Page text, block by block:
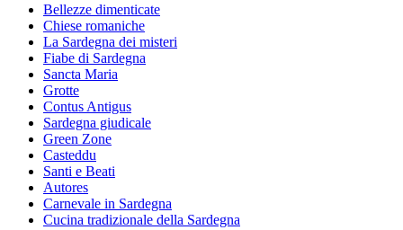
Bellezze dimenticate
Chiese romaniche
La Sardegna dei misteri
Fiabe di Sardegna
Sancta Maria
Grotte
Contus Antigus
Sardegna giudicale
Green Zone
Casteddu
Santi e Beati
Autores
Carnevale in Sardegna
Cucina tradizionale della Sardegna